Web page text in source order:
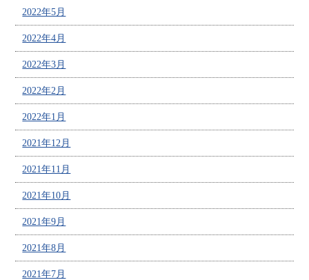
2022年5月
2022年4月
2022年3月
2022年2月
2022年1月
2021年12月
2021年11月
2021年10月
2021年9月
2021年8月
2021年7月